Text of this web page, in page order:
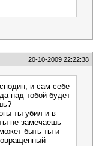
20-10-2009 22:22:38
и сам себе
над тобой будет
ты убил и в
не замечаешь
быть ты и